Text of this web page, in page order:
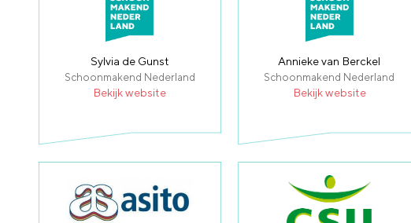
Sylvia de Gunst
Schoonmakend Nederland
Bekijk website
Annieke van Berckel
Schoonmakend Nederland
Bekijk website